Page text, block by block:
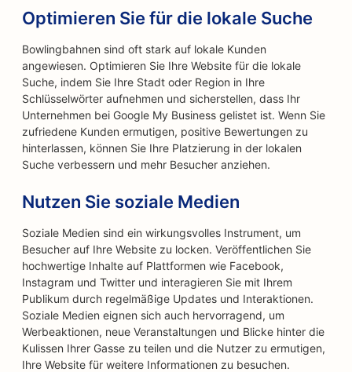
Optimieren Sie für die lokale Suche
Bowlingbahnen sind oft stark auf lokale Kunden
angewiesen. Optimieren Sie Ihre Website für die lokale
Suche, indem Sie Ihre Stadt oder Region in Ihre
Schlüsselwörter aufnehmen und sicherstellen, dass Ihr
Unternehmen bei Google My Business gelistet ist. Wenn Sie
zufriedene Kunden ermutigen, positive Bewertungen zu
hinterlassen, können Sie Ihre Platzierung in der lokalen
Suche verbessern und mehr Besucher anziehen.
Nutzen Sie soziale Medien
Soziale Medien sind ein wirkungsvolles Instrument, um
Besucher auf Ihre Website zu locken. Veröffentlichen Sie
hochwertige Inhalte auf Plattformen wie Facebook,
Instagram und Twitter und interagieren Sie mit Ihrem
Publikum durch regelmäßige Updates und Interaktionen.
Soziale Medien eignen sich auch hervorragend, um
Werbeaktionen, neue Veranstaltungen und Blicke hinter die
Kulissen Ihrer Gasse zu teilen und die Nutzer zu ermutigen,
Ihre Website für weitere Informationen zu besuchen.